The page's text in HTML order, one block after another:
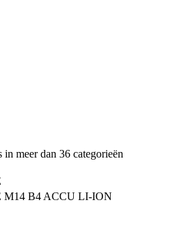
in meer dan 36 categorieën
B4 ACCU LI-ION